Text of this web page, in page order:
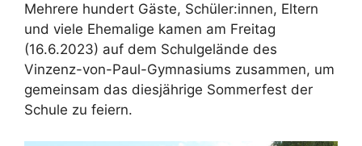
Mehrere hundert Gäste, Schüler:innen, Eltern
und viele Ehemalige kamen am Freitag
(16.6.2023) auf dem Schulgelände des
Vinzenz-von-Paul-Gymnasiums zusammen, um
gemeinsam das diesjährige Sommerfest der
Schule zu feiern.